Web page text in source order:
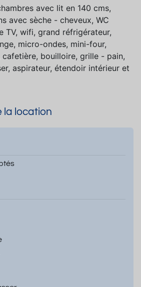
avec lit en 140 cms,
avec sèche - cheveux, WC
TV, wifi, grand réfrigérateur,
micro-ondes, mini-four,
bouilloire, grille - pain,
aspirateur, étendoir intérieur et
la location